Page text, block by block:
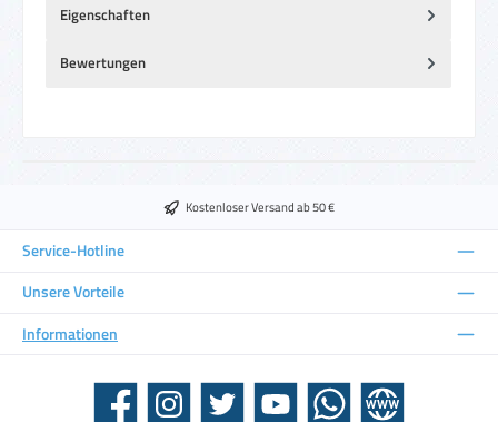
Eigenschaften
Bewertungen
Kostenloser Versand ab 50 €
Service-Hotline
Unsere Vorteile
Informationen
Facebook Instagram Twitter YouTube WhatsApp Website